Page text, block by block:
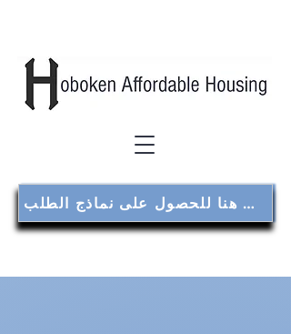
انقر هنا للحصول على نماذج الطلب